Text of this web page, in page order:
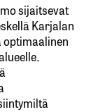
sijaitsevat
Karjalan